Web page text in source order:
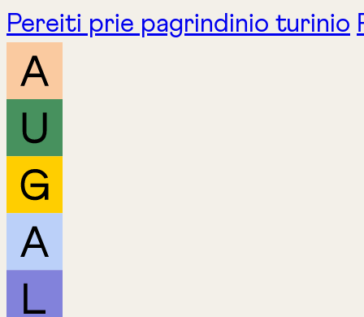
Pereiti prie pagrindinio turinio